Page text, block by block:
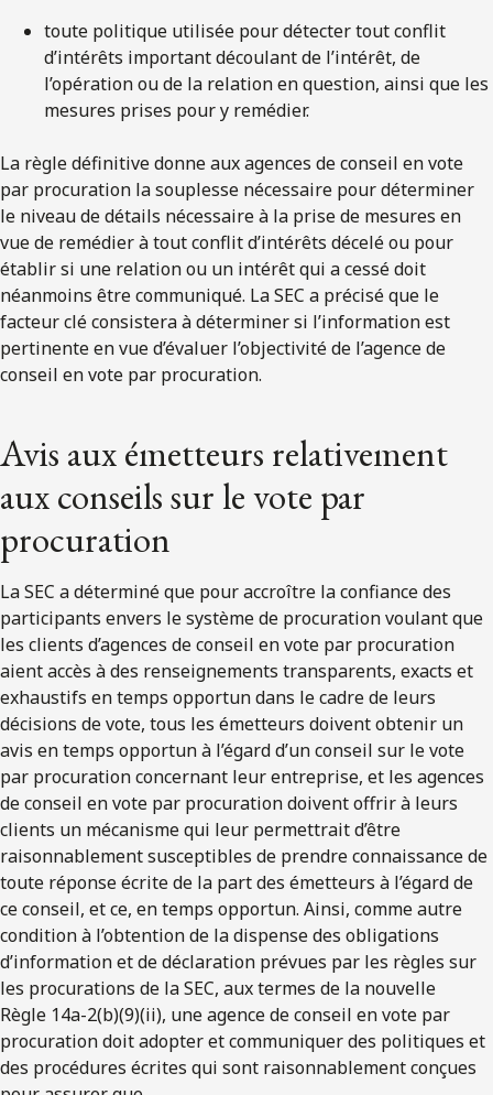
toute politique utilisée pour détecter tout conflit
d’intérêts important découlant de l’intérêt, de
l’opération ou de la relation en question, ainsi que les
mesures prises pour y remédier.
La règle définitive donne aux agences de conseil en vote
par procuration la souplesse nécessaire pour déterminer
le niveau de détails nécessaire à la prise de mesures en
vue de remédier à tout conflit d’intérêts décelé ou pour
établir si une relation ou un intérêt qui a cessé doit
néanmoins être communiqué. La SEC a précisé que le
facteur clé consistera à déterminer si l’information est
pertinente en vue d’évaluer l’objectivité de l’agence de
conseil en vote par procuration.
Avis aux émetteurs relativement
aux conseils sur le vote par
procuration
La SEC a déterminé que pour accroître la confiance des
participants envers le système de procuration voulant que
les clients d’agences de conseil en vote par procuration
aient accès à des renseignements transparents, exacts et
exhaustifs en temps opportun dans le cadre de leurs
décisions de vote, tous les émetteurs doivent obtenir un
avis en temps opportun à l’égard d’un conseil sur le vote
par procuration concernant leur entreprise, et les agences
de conseil en vote par procuration doivent offrir à leurs
clients un mécanisme qui leur permettrait d’être
raisonnablement susceptibles de prendre connaissance de
toute réponse écrite de la part des émetteurs à l’égard de
ce conseil, et ce, en temps opportun. Ainsi, comme autre
condition à l’obtention de la dispense des obligations
d’information et de déclaration prévues par les règles sur
les procurations de la SEC, aux termes de la nouvelle
Règle 14a-2(b)(9)(ii), une agence de conseil en vote par
procuration doit adopter et communiquer des politiques et
des procédures écrites qui sont raisonnablement conçues